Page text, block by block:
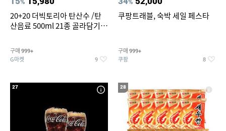
20+20 더빅토리아 탄산수 /탄
산음료 500ml 21종 골라담기
구매 999+
G마켓 9
쿠팡트래블, 숙박 세일 페스타
구매 999+
쿠팡 8
27 28